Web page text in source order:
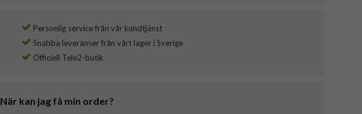
Personlig service från vår kundtjänst
Snabba leveranser från vårt lager i Sverige
Officiell Tele2-butik
När kan jag få min order?